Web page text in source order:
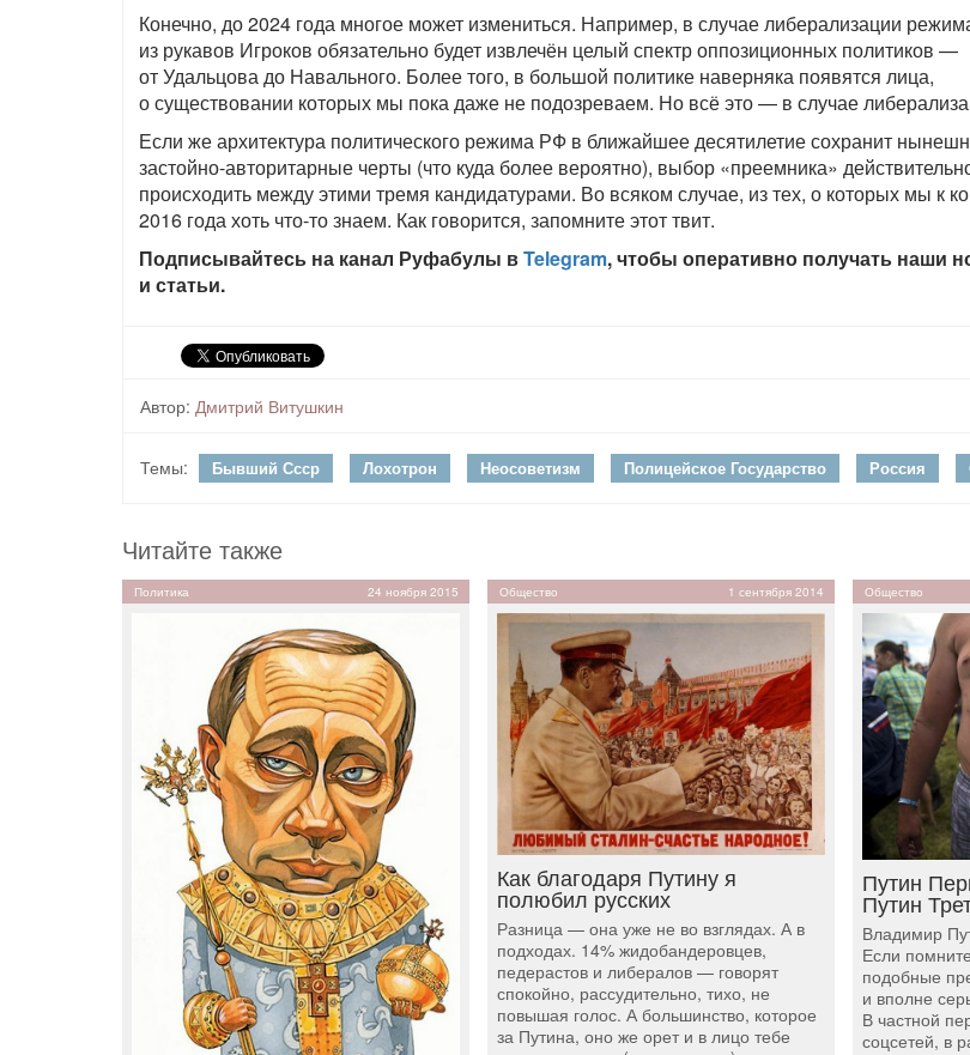
Конечно, до 2024 года многое может измениться. Например, в случае либерализации
из рукавов Игроков обязательно будет извлечён целый спектр оппозиционных политиков —
от Удальцова до Навального. Более того, в большой политике наверняка появятся лица,
о существовании которых мы пока даже не подозреваем. Но всё это — в случае
Если же архитектура политического режима РФ в ближайшее десятилетие сохранит
застойно-авторитарные черты (что куда более вероятно), выбор «преемника»
происходить между этими тремя кандидатурами. Во всяком случае, из тех, о которых мы к
2016 года хоть что-то знаем. Как говорится, запомните этот твит.
Подписывайтесь на канал Руфабулы вTelegram, чтобы оперативно получать наши
и статьи.
Автор: Дмитрий Витушкин
Темы: Бывший Ссср Лохотрон Неосоветизм Полицейское Государство Россия
Читайте также
Политика 24 ноября 2015 Общество 1 сентября 2014
Как благодаря Путину я
полюбил русских
Разница — она уже не во взглядах. А в
подходах. 14% жидобандеровцев,
педерастов и либералов — говорят
спокойно, рассудительно, тихо, не
повышая голос. А большинство, которое
за Путина, оно же орет и в лицо тебе
Общество
Путин
Путин
Владимир
Если
подобные
и вполне
В частной
соцсетей, в